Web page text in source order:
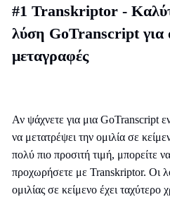
#1 Transkriptor -
λύση GoTranscript για
μεταγραφές
Αν ψάχνετε για μια GoTranscript
να μετατρέψει την ομιλία σε
πολύ πιο προσιτή τιμή, μπορείτε
προχωρήσετε με Transkriptor. Οι
ομιλίας σε κείμενο έχει ταχύτερο